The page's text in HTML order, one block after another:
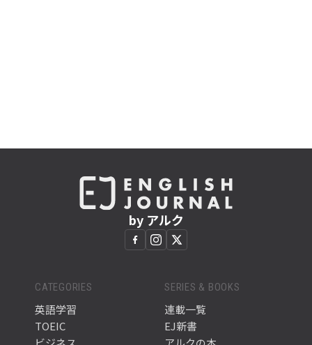
by アルク
CATEGORIES
英語学習
TOEIC
SERIES & BOOKS
連載一覧
EJ新書